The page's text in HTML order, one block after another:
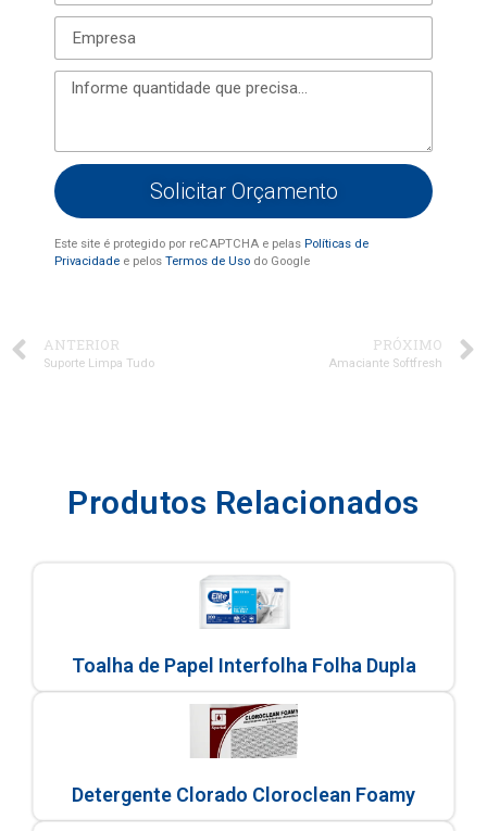
Solicitar Orçamento
Este site é protegido por reCAPTCHA e pelas Políticas de
Privacidade e pelos Termos de Uso do Google
ANTERIOR
Suporte Limpa Tudo
PRÓXIMO
Amaciante Softfresh
Produtos Relacionados
Toalha de Papel Interfolha Folha Dupla
Detergente Clorado Cloroclean Foamy